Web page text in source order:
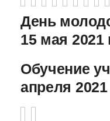
День
15 мая 2021
Обучение
апреля 2021